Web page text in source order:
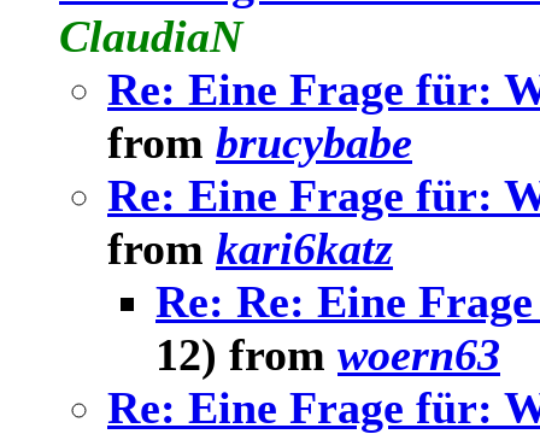
ClaudiaN
Re: Eine Frage für:
from brucybabe
Re: Eine Frage für:
from kari6katz
Re: Re: Eine
12) from woern63
Re: Eine Frage für: